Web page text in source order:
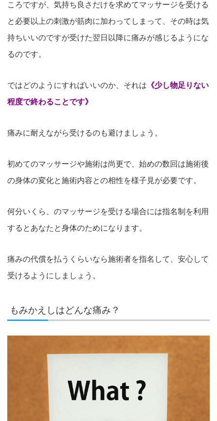
ころですが、気持ち良さだけを求めてマッサージを受ける
と必要以上の刺激が筋肉に加わってしまって、その時は気
持ちいいのですが受けた翌日以降に痛みが感じるようにな
るのです。
ではどのようにすればいいのか、それは 《少し物足りない
程度で終わることです》
痛みに耐えながら受けるのも避けましょう。
初めてのマッサージや施術は尚更で、始めの数回は施術後
の身体の変化と施術内容との相性を様子見が必要です。
何分いくら、のマッサージを受ける場合には指名制を利用
するとあなたと身体のためになります。
痛みの代償を払うくらいなら施術者を指名して、安心して
受けるようにしましょう。
もみかえしはどんな痛み？